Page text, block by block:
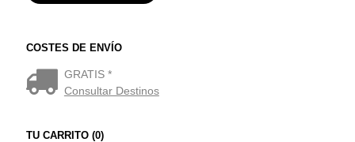
COSTES DE ENVÍO
GRATIS *
Consultar Destinos
TU CARRITO (0)